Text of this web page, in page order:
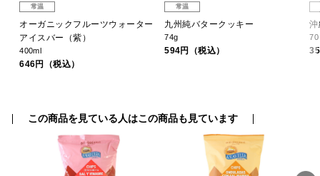
常温
オーガニックフルーツウォーター
アイスバー（紫）
400ml
646円（税込）
常温
九州純バタークッキー
74g
594円（税込）
70
この商品を見ている人はこの商品も見ています